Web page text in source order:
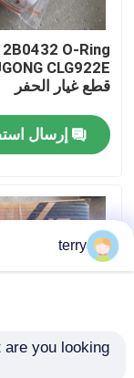
جولة في
ضبط الجودة
اتصل بنا
أخبار
طلب اقتباس
O-Ring
CLG922E
قطع غيار الحفر
إرسال
terry
are you looking